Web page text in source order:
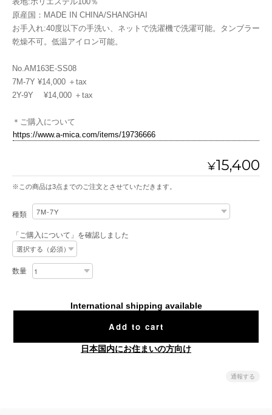
原産国：MADE IN CHINA/SHANGHAI
お手入れ:40度以下の手洗い、ネットで洗濯機で洗濯可能。タンブラー
乾燥不可。低温アイロン可能。
No.AM163E-SS08
7M-7Y ¥14,000 ＋tax
2Y-9Y ¥14,000 ＋tax
＊ご購入について
https://www.a-mica.com/items/19736666
¥15,400
※この商品は3点までのご注文とさせていただきます。
種類
「ご購入について」を確認しました
数量
International shipping available
Add to cart
日本国内にお住まいの方向け
通報する